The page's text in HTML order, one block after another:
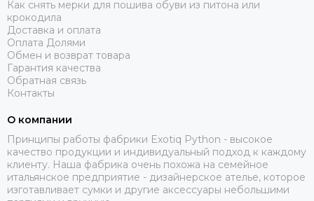
Как снять мерки для пошива обуви из питона или
крокодила
Доставка и оплата
Оплата Долями
Обмен и возврат товара
Гарантия качества
Обратная связь
Контакты
О компании
Принципы работы фабрики Exotiq Python - высокое
качество продукции и индивидуальный подход к каждому
клиенту. Наша фабрика очень похожа на семейное
итальянское предприятие - дизайнерское ателье, которое
изготавливает сумки и другие аксессуары небольшими